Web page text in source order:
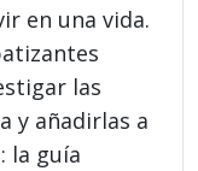
en una vida.
las
y añadirlas a
la guía